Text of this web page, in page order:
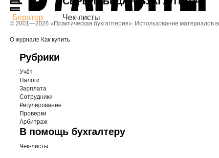
Бератор Чек-листы
© 2001—2026 «Практическая бухгалтерия». Использование
О журнале Как купить
Рубрики
Учёт
Налоги
Зарплата
Сотрудники
Регулирование
Проверки
Арбитраж
В помощь бухгалтеру
Чек-листы